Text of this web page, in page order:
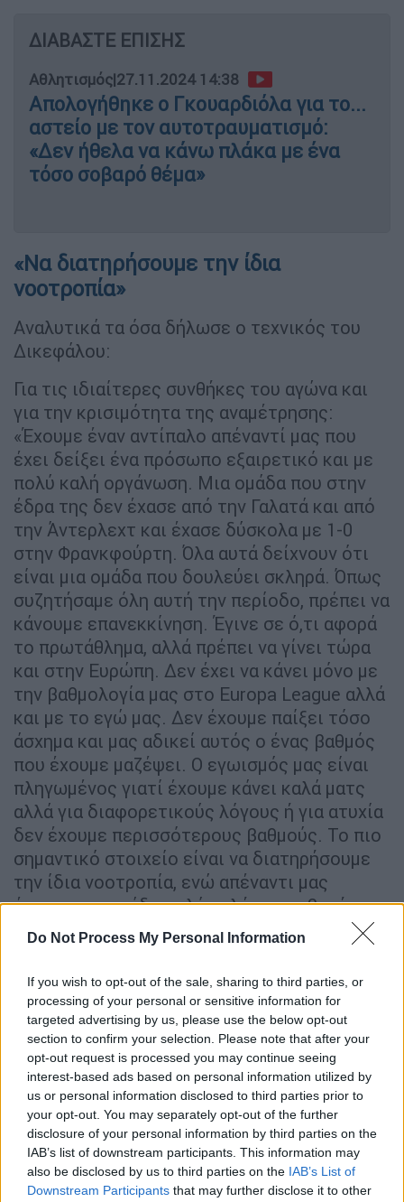
Do Not Process My Personal Information
If you wish to opt-out of the sale, sharing to third parties, or
processing of your personal or sensitive information for
targeted advertising by us, please use the below opt-out
section to confirm your selection. Please note that after your
opt-out request is processed you may continue seeing
interest-based ads based on personal information utilized by
us or personal information disclosed to third parties prior to
your opt-out. You may separately opt-out of the further
disclosure of your personal information by third parties on the
IAB’s list of downstream participants. This information may
also be disclosed by us to third parties on the IAB’s List of
Downstream Participants that may further disclose it to other
ΔΙΑΒΑΣΤΕ ΕΠΙΣΗΣ
Αθλητισμός|27.11.2024 14:38
Απολογήθηκε ο Γκουαρδιόλα για το...
αστείο με τον αυτοτραυματισμό:
«Δεν ήθελα να κάνω πλάκα με ένα
τόσο σοβαρό θέμα»
«Να διατηρήσουμε την ίδια
νοοτροπία»
Αναλυτικά τα όσα δήλωσε ο τεχνικός του
Δικεφάλου:
Για τις ιδιαίτερες συνθήκες του αγώνα και
για την κρισιμότητα της αναμέτρησης:
«Έχουμε έναν αντίπαλο απέναντί μας που
έχει δείξει ένα πρόσωπο εξαιρετικό και με
πολύ καλή οργάνωση. Μια ομάδα που στην
έδρα της δεν έχασε από την Γαλατά και από
την Άντερλεχτ και έχασε δύσκολα με 1-0
στην Φρανκφούρτη. Όλα αυτά δείχνουν ότι
είναι μια ομάδα που δουλεύει σκληρά. Όπως
συζητήσαμε όλη αυτή την περίοδο, πρέπει να
κάνουμε επανεκκίνηση. Έγινε σε ό,τι αφορά
το πρωτάθλημα, αλλά πρέπει να γίνει τώρα
και στην Ευρώπη. Δεν έχει να κάνει μόνο με
την βαθμολογία μας στο Europa League αλλά
και με το εγώ μας. Δεν έχουμε παίξει τόσο
άσχημα και μας αδικεί αυτός ο ένας βαθμός
που έχουμε μαζέψει. Ο εγωισμός μας είναι
πληγωμένος γιατί έχουμε κάνει καλά ματς
αλλά για διαφορετικούς λόγους ή για ατυχία
δεν έχουμε περισσότερους βαθμούς. Το πιο
σημαντικό στοιχείο είναι να διατηρήσουμε
την ίδια νοοτροπία, ενώ απέναντι μας
έχουμε μια ομάδα πολύ καλή και σοβαρή».
Για το αν είναι καλό που το ματς αυτό το
αν είναι καλό ή κακό. Είναι σύμπτωση που
δεν παίζουμε καλά ματς εντός έδρας. Σε μια
νορμάλ κατάσταση, που υπέφερε από πολλές
αλλαγές και πρέπει να ξαναχτιστεί ξανά από
την πρώτη μέρα της προετοιμασίας δυο
φορές, είναι λογικό να μην έχει καλή εικόνα
σε όλα τα ματς. Έχουμε δείξει σε στιγμές
ακόμα και στα ματς που δεν είμαστε καλοί,
ότι μπορούμε να παίξουμε πολύ καλό